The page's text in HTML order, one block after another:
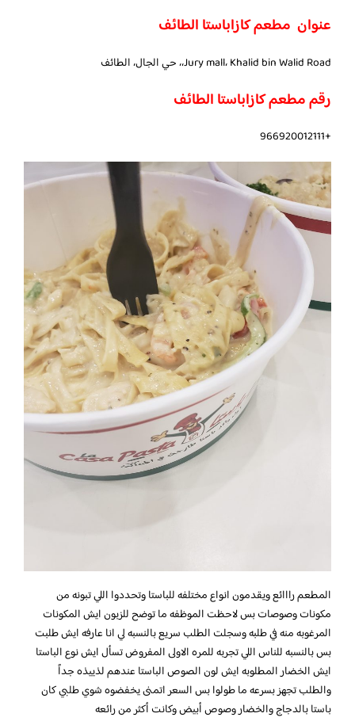
عنوان مطعم كازاباستا الطائف
Jury mall، Khalid bin Walid Road،، حي الجال، الطائف
رقم مطعم كازاباستا الطائف
+966920012111
المطعم رااائع ويقدمون انواع مختلفه للباستا وتحددوا اللي تبونه من
مكونات وصوصات بس لاحظت الموظفه ما توضح للزبون ايش المكونات
المرغوبه منه في طلبه وسجلت الطلب سريع بالنسبه لي انا عارفه ايش طلبت
بس بالنسبه للناس اللي تجربه للمره الاولى المفروض تسأل ايش نوع الباستا
ايش الخضار المطلوبه ايش لون الصوص الباستا عندهم لذييذه جداً
والطلب تجهز بسرعه ما طولوا بس السعر اتمنى يخفضوه شوي طلبي كان
باستا بالدجاج والخضار وصوص أبيض وكانت أكثر من رائعه